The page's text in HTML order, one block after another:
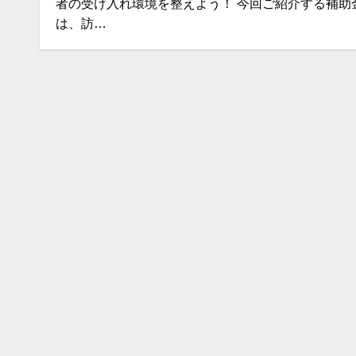
者の受け入れ環境を整えよう！ 今回ご紹介する補助
は、訪…